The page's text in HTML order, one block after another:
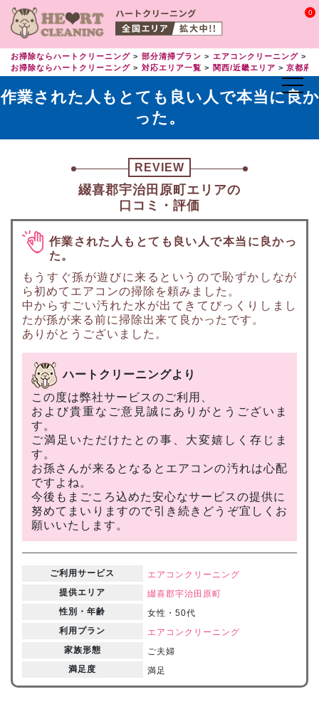
0
お掃除ならハートクリーニング 部分清掃プラン エアコンクリーニング
お掃除ならハートクリーニング
対応エリア一覧 関西/近畿エリア 京都府
作業された人もとても良い人で本当に良か
った。
REVIEW
綴喜郡宇治田原町エリアの
口コミ・評価
作業された人もとても良い人で本当に良かっ
た。
もうすぐ孫が遊びに来るというので恥ずかしなが
ら初めてエアコンの掃除を頼みました。
中からすごい汚れた水が出てきてびっくりしまし
たが孫が来る前に掃除出来て良かったです。
ありがとうございました。
ハートクリーニングより
この度は弊社サービスのご利用、
および貴重なご意見誠にありがとうございま
す。
ご満足いただけたとの事、大変嬉しく存じま
す。
お孫さんが来るとなるとエアコンの汚れは心配
ですよね。
今後もまごころ込めた安心なサービスの提供に
努めてまいりますので引き続きどうぞ宜しくお
願いいたします。
ご利用サービス
エアコンクリーニング
提供エリア
綴喜郡宇治田原町
性別・年齢
女性・50代
利用プラン
エアコンクリーニング
家族形態
ご夫婦
満足度
満足